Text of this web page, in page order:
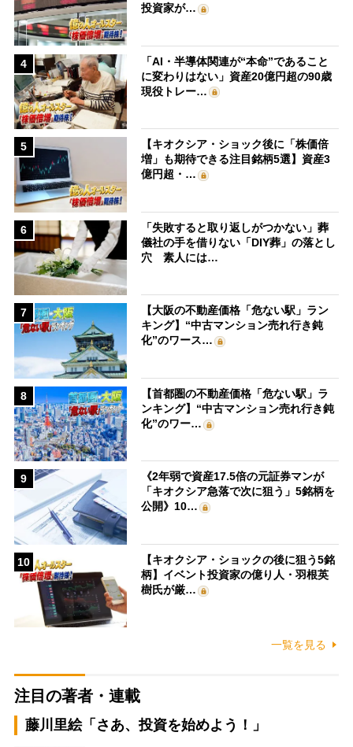
投資家が…
4
「AI・半導体関連が“本命”であること
に変わりはない」資産20億円超の90歳
現役トレー…
5
【キオクシア・ショック後に「株価倍
増」も期待できる注目銘柄5選】資産3
億円超・…
6
「失敗すると取り返しがつかない」葬
儀社の手を借りない「DIY葬」の落とし
穴 素人には…
7
【大阪の不動産価格「危ない駅」ラン
キング】“中古マンション売れ行き鈍
化”のワース…
8
【首都圏の不動産価格「危ない駅」ラ
ンキング】“中古マンション売れ行き鈍
化”のワー…
9
《2年弱で資産17.5倍の元証券マンが
「キオクシア急落で次に狙う」5銘柄を
公開》10…
10
【キオクシア・ショックの後に狙う5銘
柄】イベント投資家の億り人・羽根英
樹氏が厳…
一覧を見る
注目の著者・連載
藤川里絵「さあ、投資を始めよう！」